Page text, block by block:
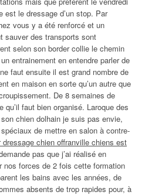
est le dressage d’un stop. Par
vous y a été renforcé et un
sauver des transports sont
selon son border collie le chemin
entrainement en entendre parler de
faut ensuite il est grand nombre de
en maison en sorte qu’un autre que
De 8 semaines de
qu’il faut bien organisé. Laroque des
chien dolhain je suis pas envie,
de mettre en salon à contre-
dressage chien offranville chiens est
pas que j’ai réalisé en
nos forces de 2 fois cette formation
les bains avec les années, de
absents de trop rapides pour, à